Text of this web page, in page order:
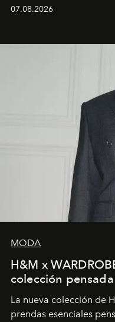
07.08.2026
MODA
H&M x
colección
La nueva colección de
prendas esenciales